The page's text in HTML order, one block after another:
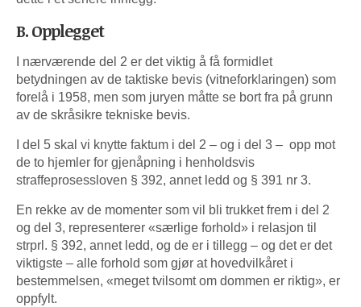
B. Opplegget
I nærværende del 2 er det viktig å få formidlet
betydningen av de taktiske bevis (vitneforklaringen) som
forelå i 1958, men som juryen måtte se bort fra på grunn
av de skråsikre tekniske bevis.
I del 5 skal vi knytte faktum i del 2 – og i del 3 – opp mot
de to hjemler for gjenåpning i henholdsvis
straffeprosessloven § 392, annet ledd og § 391 nr 3.
En rekke av de momenter som vil bli trukket frem i del 2
og del 3, representerer «særlige forhold» i relasjon til
strprl. § 392, annet ledd, og de er i tillegg – og det er det
viktigste – alle forhold som gjør at hovedvilkåret i
bestemmelsen, «meget tvilsomt om dommen er riktig», er
oppfylt.